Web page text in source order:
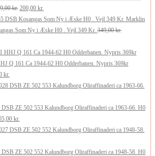
kr..126,00 kr..
var:
175,00 kr..
er:
105,00 kr..
kr. Den
oprindelige
pris
269,00 kr..
200,00 kr.
aktuelle
pris
200,00 kr..
Marklin
Som Ny i Æske H0 . Vejl 349 Kr. 349,00kr.
Q 161 Ca 1944-62 H0 Odderbanen. Nypris 369kr
kr..
kr.
aktuelle
er:
295,00 kr..
ZE 502 553 Kalundborg Oliraffinaderi ca 1963-66. H0
kr.
aktuelle
er:
ZE 502 552 Kalundborg Oliraffinaderi ca 1948-58. H0